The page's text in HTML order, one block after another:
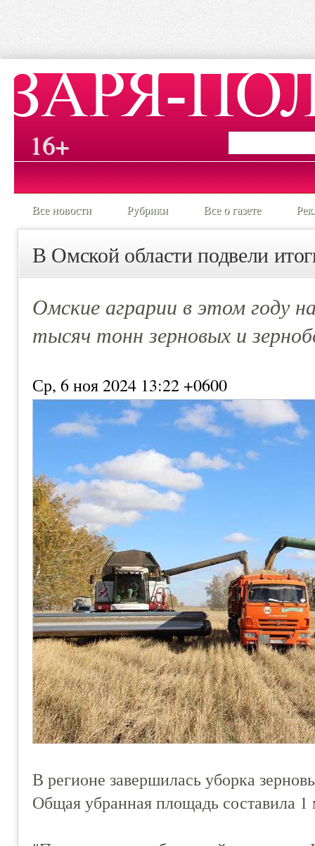
16+
Все новости Рубрики Все о газете
В Омской области подвели
Омские аграрии в этом году
тысяч тонн зерновых и
Ср, 6 ноя 2024 13:22 +0600
В регионе завершилась уборка
Общая убранная площадь составила 1